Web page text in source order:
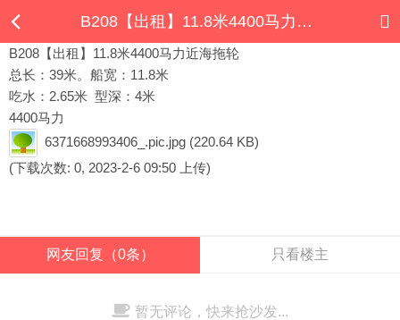
B208【出租】11.8米4400马力近海拖轮
B208【出租】11.8米4400马力近海拖轮
总长：39米。船宽：11.8米
吃水：2.65米 型深：4米
4400马力
6371668993406_.pic.jpg (220.64 KB)
(下载次数: 0, 2023-2-6 09:50 上传)
网友回复（0条） 只看楼主
暂无评论，快来抢沙发...